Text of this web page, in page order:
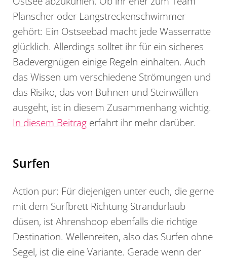
Planscher oder Langstreckenschwimmer
gehört: Ein Ostseebad macht jede Wasserratte
glücklich. Allerdings solltet ihr für ein sicheres
Badevergnügen einige Regeln einhalten. Auch
das Wissen um verschiedene Strömungen und
das Risiko, das von Buhnen und Steinwällen
ausgeht, ist in diesem Zusammenhang wichtig.
In diesem Beitrag erfahrt ihr mehr darüber.
Surfen
Action pur: Für diejenigen unter euch, die gerne
mit dem Surfbrett Richtung Strandurlaub
düsen, ist Ahrenshoop ebenfalls die richtige
Destination. Wellenreiten, also das Surfen ohne
Segel, ist die eine Variante. Gerade wenn der